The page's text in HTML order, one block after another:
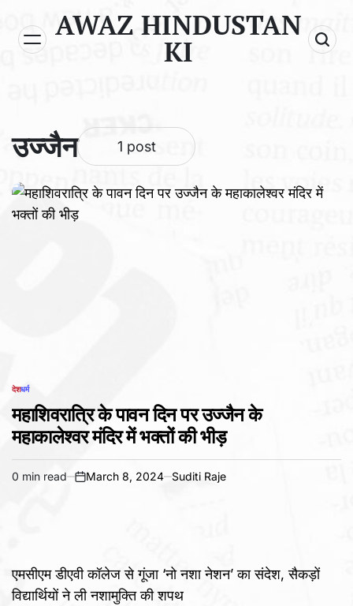
content
AWAZ HINDUSTAN
KI
उज्जैन 1 post
POSTED
देशधर्म
महाशिवरात्रि के पावन दिन पर उज्जैन के
महाकालेश्वर मंदिर में भक्तों की भीड़
Estimated
0 min read
on
March 8, 2024 Suditi Raje
एमसीएम डीएवी कॉलेज से गूंजा ‘नो नशा नेशन’ का संदेश, सैकड़ों
विद्यार्थियों ने ली नशामुक्ति की शपथ